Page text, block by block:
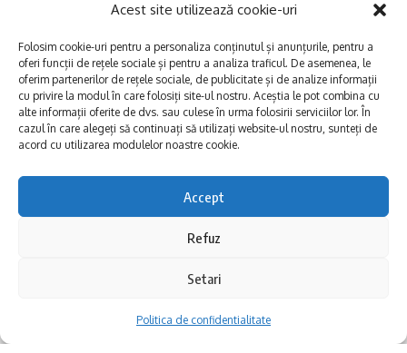
Acest site utilizează cookie-uri
Folosim cookie-uri pentru a personaliza conținutul și anunțurile, pentru a
oferi funcții de rețele sociale și pentru a analiza traficul. De asemenea, le
oferim partenerilor de rețele sociale, de publicitate și de analize informații
cu privire la modul în care folosiți site-ul nostru. Aceștia le pot combina cu
alte informații oferite de dvs. sau culese în urma folosirii serviciilor lor. În
cazul în care alegeți să continuați să utilizați website-ul nostru, sunteți de
acord cu utilizarea modulelor noastre cookie.
Accept
Refuz
Setari
Politica de confidentialitate
E xplorăm Dobrogea,
Explorăm valorile locale:
Deltă, Litoral, cele mai mari
biserici și mănăstiri, cele mai
FRUMOASE POVEȘTI.
Afaceri și meșteșuguri
Actualitate